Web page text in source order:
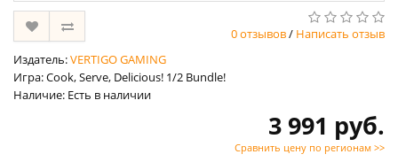
0 отзывов/ Написать отзыв
Издатель:VERTIGO GAMING
Игра: Cook, Serve, Delicious! 1/2 Bundle!
Наличие: Есть в наличии
3 991 руб.
Сравнить цену по регионам >>